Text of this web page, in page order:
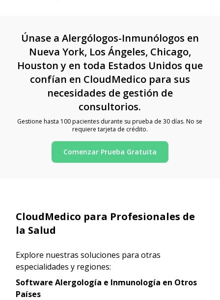
Únase a Alergólogos-Inmunólogos en
Nueva York, Los Ángeles, Chicago,
Houston y en toda Estados Unidos que
confían en CloudMedico para sus
necesidades de gestión de
consultorios.
Gestione hasta 100 pacientes durante su prueba de 30 días. No se
requiere tarjeta de crédito.
Comenzar Prueba Gratuita
CloudMedico para Profesionales de
la Salud
Explore nuestras soluciones para otras
especialidades y regiones:
Software Alergología e Inmunología en Otros
Países